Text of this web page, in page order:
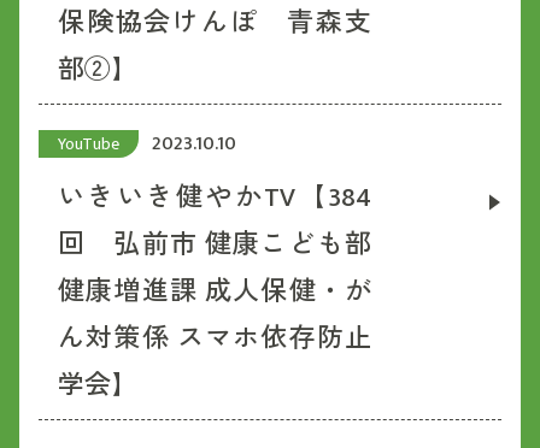
保険協会けんぽ 青森支
部②】
YouTube 2023.10.10
いきいき健やかTV【384
回 弘前市 健康こども部
健康増進課 成人保健・が
ん対策係 スマホ依存防止
学会】